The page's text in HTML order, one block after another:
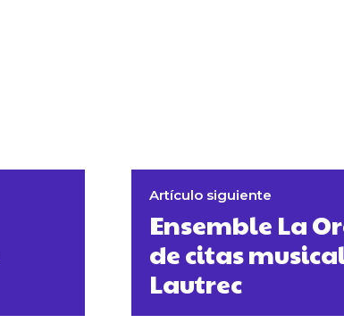
Artículo siguiente
Ensemble La
de citas
Lautrec